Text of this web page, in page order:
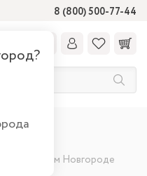
8 (800) 500-77-44
в Нижнем Новгороде